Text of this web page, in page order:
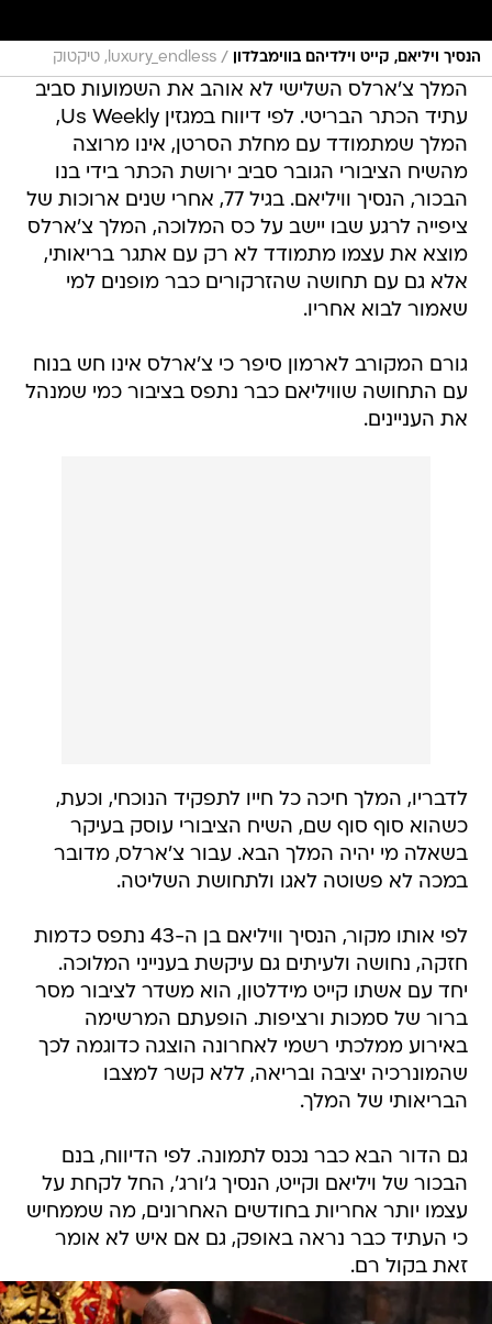
הנסיך ויליאם, קייט וילדיהם בווימבלדון / luxury_endless, טיקטוק
המלך צ'ארלס השלישי לא אוהב את השמועות סביב
עתיד הכתר הבריטי. לפי דיווח במגזין Us Weekly,
המלך שמתמודד עם מחלת הסרטן, אינו מרוצה
מהשיח הציבורי הגובר סביב ירושת הכתר בידי בנו
הבכור, הנסיך וויליאם. בגיל 77, אחרי שנים ארוכות של
ציפייה לרגע שבו יישב על כס המלוכה, המלך צ'ארלס
מוצא את עצמו מתמודד לא רק עם אתגר בריאותי,
אלא גם עם תחושה שהזרקורים כבר מופנים למי
שאמור לבוא אחריו.
גורם המקורב לארמון סיפר כי צ'ארלס אינו חש בנוח
עם התחושה שוויליאם כבר נתפס בציבור כמי שמנהל
את העניינים.
לדבריו, המלך חיכה כל חייו לתפקיד הנוכחי, וכעת,
כשהוא סוף סוף שם, השיח הציבורי עוסק בעיקר
בשאלה מי יהיה המלך הבא. עבור צ'ארלס, מדובר
במכה לא פשוטה לאגו ולתחושת השליטה.
לפי אותו מקור, הנסיך וויליאם בן ה-43 נתפס כדמות
חזקה, נחושה ולעיתים גם עיקשת בענייני המלוכה.
יחד עם אשתו קייט מידלטון, הוא משדר לציבור מסר
ברור של סמכות ורציפות. הופעתם המרשימה
באירוע ממלכתי רשמי לאחרונה הוצגה כדוגמה לכך
שהמונרכיה יציבה ובריאה, ללא קשר למצבו
הבריאותי של המלך.
גם הדור הבא כבר נכנס לתמונה. לפי הדיווח, בנם
הבכור של ויליאם וקייט, הנסיך ג'ורג', החל לקחת על
עצמו יותר אחריות בחודשים האחרונים, מה שממחיש
כי העתיד כבר נראה באופק, גם אם איש לא אומר
זאת בקול רם.